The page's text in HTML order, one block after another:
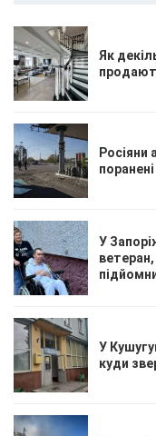
Як
Росіяни
поранені
У
У
куди